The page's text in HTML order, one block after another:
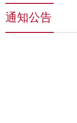
通知公告